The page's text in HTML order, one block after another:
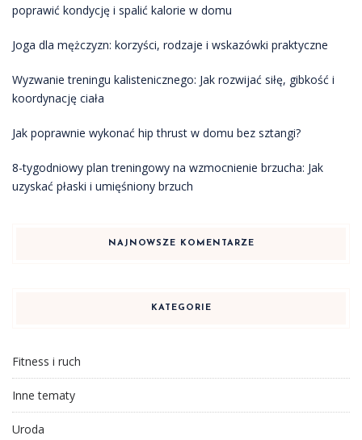
poprawić kondycję i spalić kalorie w domu
Joga dla mężczyzn: korzyści, rodzaje i wskazówki praktyczne
Wyzwanie treningu kalistenicznego: Jak rozwijać siłę, gibkość i
koordynację ciała
Jak poprawnie wykonać hip thrust w domu bez sztangi?
8-tygodniowy plan treningowy na wzmocnienie brzucha: Jak
uzyskać płaski i umięśniony brzuch
NAJNOWSZE KOMENTARZE
KATEGORIE
Fitness i ruch
Inne tematy
Uroda